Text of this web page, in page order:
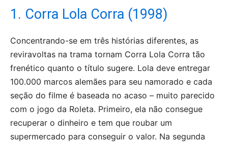
1. Corra Lola Corra (1998)
Concentrando-se em três histórias diferentes, as
reviravoltas na trama tornam Corra Lola Corra tão
frenético quanto o título sugere. Lola deve entregar
100.000 marcos alemães para seu namorado e cada
seção do filme é baseada no acaso – muito parecido
com o jogo da Roleta. Primeiro, ela não consegue
recuperar o dinheiro e tem que roubar um
supermercado para conseguir o valor. Na segunda